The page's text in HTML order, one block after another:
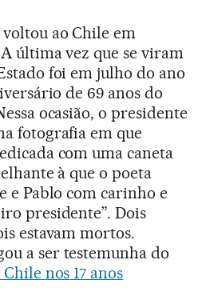
ao Chile em
última vez que se viram
foi em julho do ano
de 69 anos do
ocasião, o presidente
fotografia em que
com uma caneta
à que o poeta
e Pablo com carinho e
presidente”. Dois
estavam mortos.
a ser testemunha do
nos 17 anos